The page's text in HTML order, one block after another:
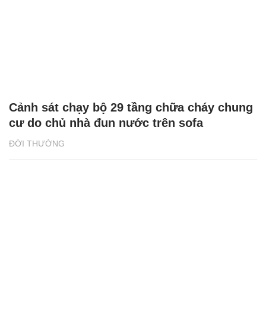
ĐỜI THƯỜNG
Cảnh sát chạy bộ 29 tầng chữa cháy chung
cư do chủ nhà đun nước trên sofa